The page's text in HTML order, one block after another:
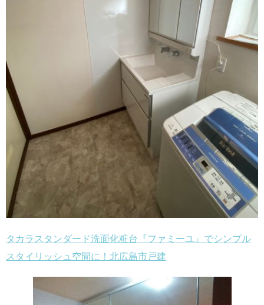
タカラスタンダード洗面化粧台『ファミーユ』でシンプル
スタイリッシュ空間に！北広島市戸建